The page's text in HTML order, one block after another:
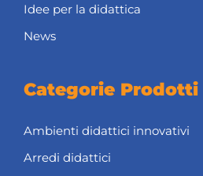
Idee per la didattica
News
Categorie Prodotti
Ambienti didattici innovativi
Arredi didattici